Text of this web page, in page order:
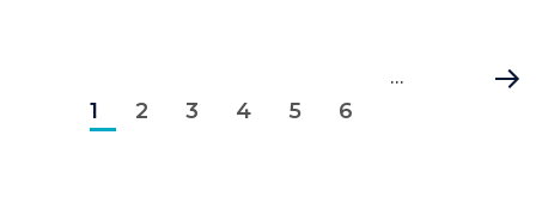
courante
1
2
3
4
5
Page
6
…
Dernière